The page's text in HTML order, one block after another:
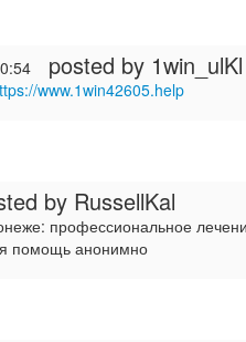
posted by 1win_ulKl
www.1win42605.help
by RussellKal
профессиональное
помощь анонимно